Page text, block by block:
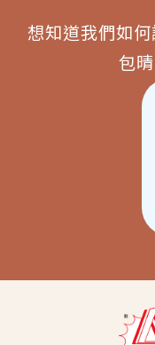
想知道我們如
包